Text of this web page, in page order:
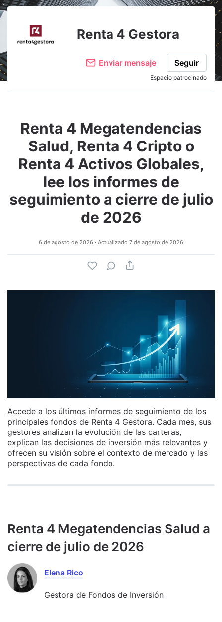
Renta 4 Gestora
Enviar mensaje Seguir
Espacio patrocinado
Renta 4 Megatendencias
Salud, Renta 4 Cripto o
Renta 4 Activos Globales,
lee los informes de
seguimiento a cierre de julio
de 2026
6 de agosto de 2026 · Actualizado 7 de agosto de 2026
Accede a los últimos informes de seguimiento de los
principales fondos de Renta 4 Gestora. Cada mes, sus
gestores analizan la evolución de las carteras,
explican las decisiones de inversión más relevantes y
ofrecen su visión sobre el contexto de mercado y las
perspectivas de cada fondo.
Renta 4 Megatendencias Salud a
cierre de julio de 2026
Elena Rico
Gestora de Fondos de Inversión